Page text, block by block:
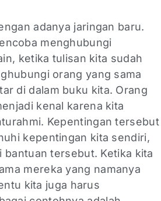
adanya jaringan baru.
menghubungi
ketika tulisan kita sudah
orang yang sama
di dalam buku kita. Orang
kenal karena kita
Kepentingan tersebut
kepentingan kita sendiri,
tersebut. Ketika kita
mereka yang namanya
kita juga harus